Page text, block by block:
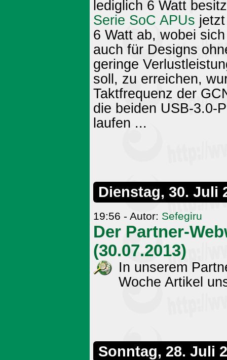
lediglich 6 Watt
Serie SoC APUs
6 Watt ab, wobei
auch für Designs
geringe
soll, zu erreichen,
Taktfrequenz der
die beiden USB-3.0-
laufen ...
Dienstag, 30. Juli
19:56 - Autor: Sefegiru
Der Partner-
(30.07.2013)
In unserem
Woche Artikel
Sonntag, 28. Juli